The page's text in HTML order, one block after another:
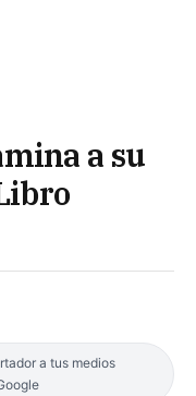
a su
a tus medios